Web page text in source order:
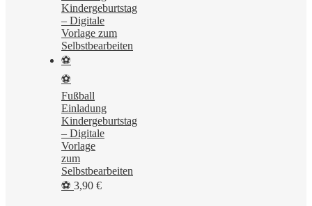
⚽
Fußball
Einladung
Kindergeburtstag
– Digitale
Vorlage
zum
Selbstbearbeiten
⚽ 3,90 €